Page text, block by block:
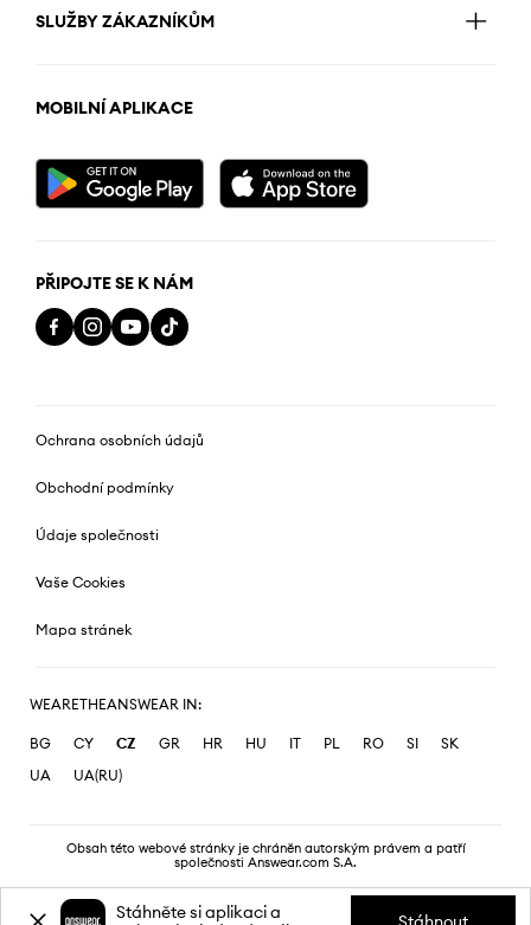
SLUŽBY ZÁKAZNÍKŮM
MOBILNÍ APLIKACE
PŘIPOJTE SE K NÁM
Ochrana osobních údajů
Obchodní podmínky
Údaje společnosti
Vaše Cookies
Mapa stránek
WEARETHEANSWEAR IN:
BG CY CZ GR HR HU IT PL RO SI
SK
UA
UA(RU)
Obsah této webové stránky je chráněn autorským právem a patří
společnosti Answear.com S.A.
Stáhněte si aplikaci a